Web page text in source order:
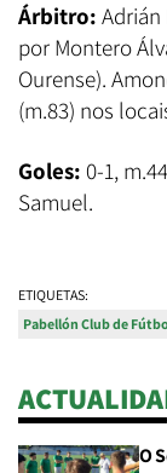
Árbitro: Adrián
por Montero
Ourense).
(m.83) nos
Goles: 0-1,
Samuel.
ETIQUETAS:
Pabellón Club de
O